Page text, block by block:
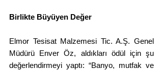
Birlikte Büyüyen Değer
Elmor Tesisat Malzemesi Tic. A.Ş. Genel
Müdürü Enver Öz, aldıkları ödül için şu
değerlendirmeyi yaptı: “Banyo, mutfak ve